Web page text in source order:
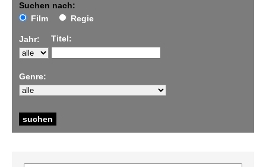
Suchen nach:
Film
Regie
Jahr: Titel:
Genre: